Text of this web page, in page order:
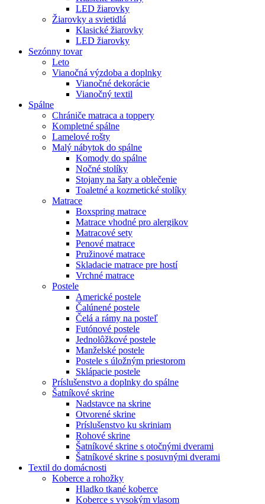
LED žiarovky
Žiarovky a svietidlá
Klasické žiarovky
LED žiarovky
Sezónny tovar
Leto
Vianočná výzdoba a doplnky
Vianočné dekorácie
Vianočný textil
Spálne
Chrániče matraca a toppery
Kompletné spálne
Lamelové rošty
Malý nábytok do spálne
Komody do spálne
Nočné stolíky
Stojany na šaty a oblečenie
Toaletné a kozmetické stolíky
Matrace
Boxspring matrace
Matrace vhodné pro alergikov
Matracové sety
Penové matrace
Pružinové matrace
Skladacie matrace pre hostí
Vrchné matrace
Postele
Americké postele
Čalúnené postele
Čelá a rámy na posteľ
Futónové postele
Jednolôžkové postele
Manželské postele
Postele s úložným priestorom
Sklápacie postele
Príslušenstvo a doplnky do spálne
Šatníkové skrine
Nadstavce na skrine
Otvorené skrine
Príslušenstvo ku skriniam
Rohové skrine
Šatníkové skrine s otočnými dverami
Šatníkové skrine s posuvnými dverami
Textil do domácnosti
Koberce a rohožky
Hladko tkané koberce
Koberce s vysokým vlasom